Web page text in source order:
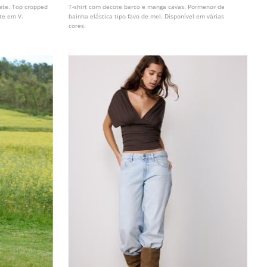
Top cropped
em V.
T-shirt com decote barco e manga cavas. Pormenor de
bainha elástica tipo favo de mel. Disponível em várias
cores.